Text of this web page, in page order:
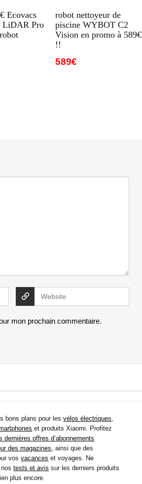
Ecovacs
LiDAR Pro
robot nettoyeur de
piscine WYBOT C2
Vision en promo à 589€
!!
589€
mon prochain commentaire.
bons plans pour lesvélos électriques
et produits Xiaomi. Profitez
dernières offres d’abonnements
des magazines , ainsi que des
vosvacances et voyages. Ne
nostests et avis sur les derniers produits
plus encore.